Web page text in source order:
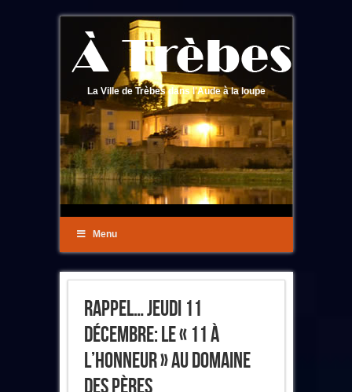
La Ville de Trèbes dans l'Aude à la loupe
Menu
Rappel… Jeudi 11
Décembre: Le « 11 À
L’Honneur » Au Domaine